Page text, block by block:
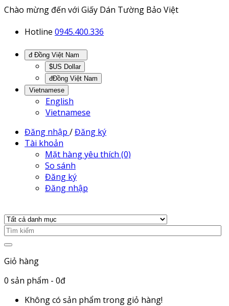
Chào mừng đến với Giấy Dán Tường Bảo Việt
Hotline 0945.400.336
$US Dollar
đĐồng Việt Nam
Vietnamese
English
Vietnamese
Đăng nhập /Đăng ký
Tài khoản
Mặt hàng yêu thích (0)
So sánh
Đăng ký
Đăng nhập
Giỏ hàng
0 sản phẩm - 0đ
Không có sản phẩm trong giỏ hàng!